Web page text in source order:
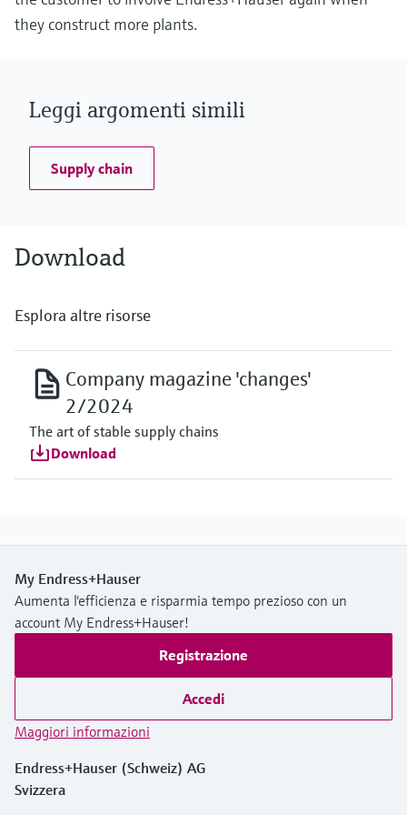
they construct more plants.
Leggi argomenti simili
Supply chain
Download
Esplora altre risorse
Company magazine 'changes'
2/2024
The art of stable supply chains
Download
My Endress+Hauser
Aumenta l'efficienza e risparmia tempo prezioso con un
account My Endress+Hauser!
Registrazione
Accedi
Maggiori informazioni
Endress+Hauser (Schweiz) AG
Svizzera